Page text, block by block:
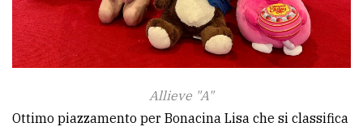
Allieve "A"
Ottimo piazzamento per Bonacina Lisa che si classifica